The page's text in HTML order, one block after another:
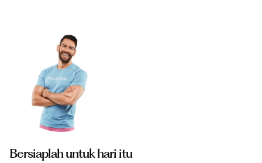
Bersiaplah untuk hari itu